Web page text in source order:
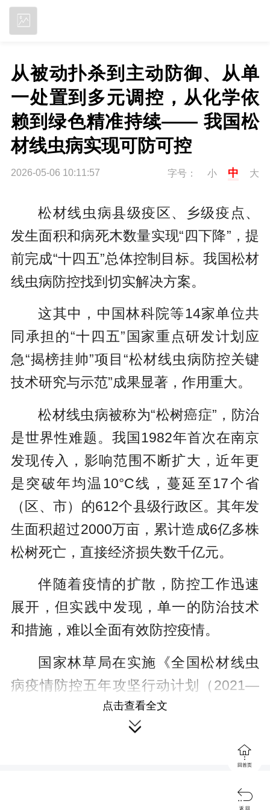
从被动扑杀到主动防御、从单
一处置到多元调控，从化学依
赖到绿色精准持续—— 我国松
材线虫病实现可防可控
2026-05-06 10:11:57 字号： 小 中 大
松材线虫病县级疫区、乡级疫点、
发生面积和病死木数量实现“四下降”，提
前完成“十四五”总体控制目标。我国松材
线虫病防控找到切实解决方案。
这其中，中国林科院等14家单位共
同承担的“十四五”国家重点研发计划应
急“揭榜挂帅”项目“松材线虫病防控关键
技术研究与示范”成果显著，作用重大。
松材线虫病被称为“松树癌症”，防治
是世界性难题。我国1982年首次在南京
发现传入，影响范围不断扩大，近年更
是突破年均温10°C线，蔓延至17个省
（区、市）的612个县级行政区。其年发
生面积超过2000万亩，累计造成6亿多株
松树死亡，直接经济损失数千亿元。
伴随着疫情的扩散，防控工作迅速
展开，但实践中发现，单一的防治技术
和措施，难以全面有效防控疫情。
国家林草局在实施《全国松材线虫
病疫情防控五年攻坚行动计划（2021—
2025年）》基础上，2021年启动首个应
急“揭榜挂帅”项目，旨在研发松材线虫病
早期诊断、疫木处理、智能监测等关键
点击查看全文


回首页

返 回